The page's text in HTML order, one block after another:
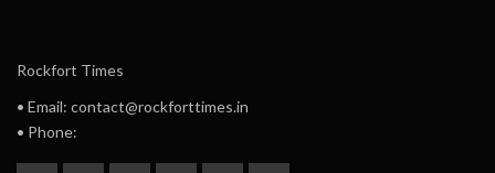
Rockfort Times
• Email: contact@rockforttimes.in
• Phone: